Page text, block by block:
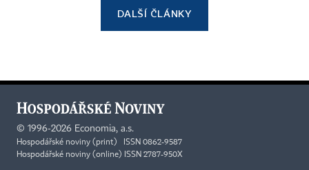
DALŠÍ ČLÁNKY
© 1996-2026 Economia, a.s.
Hospodářské noviny (print) ISSN 0862-9587
Hospodářské noviny (online) ISSN 2787-950X